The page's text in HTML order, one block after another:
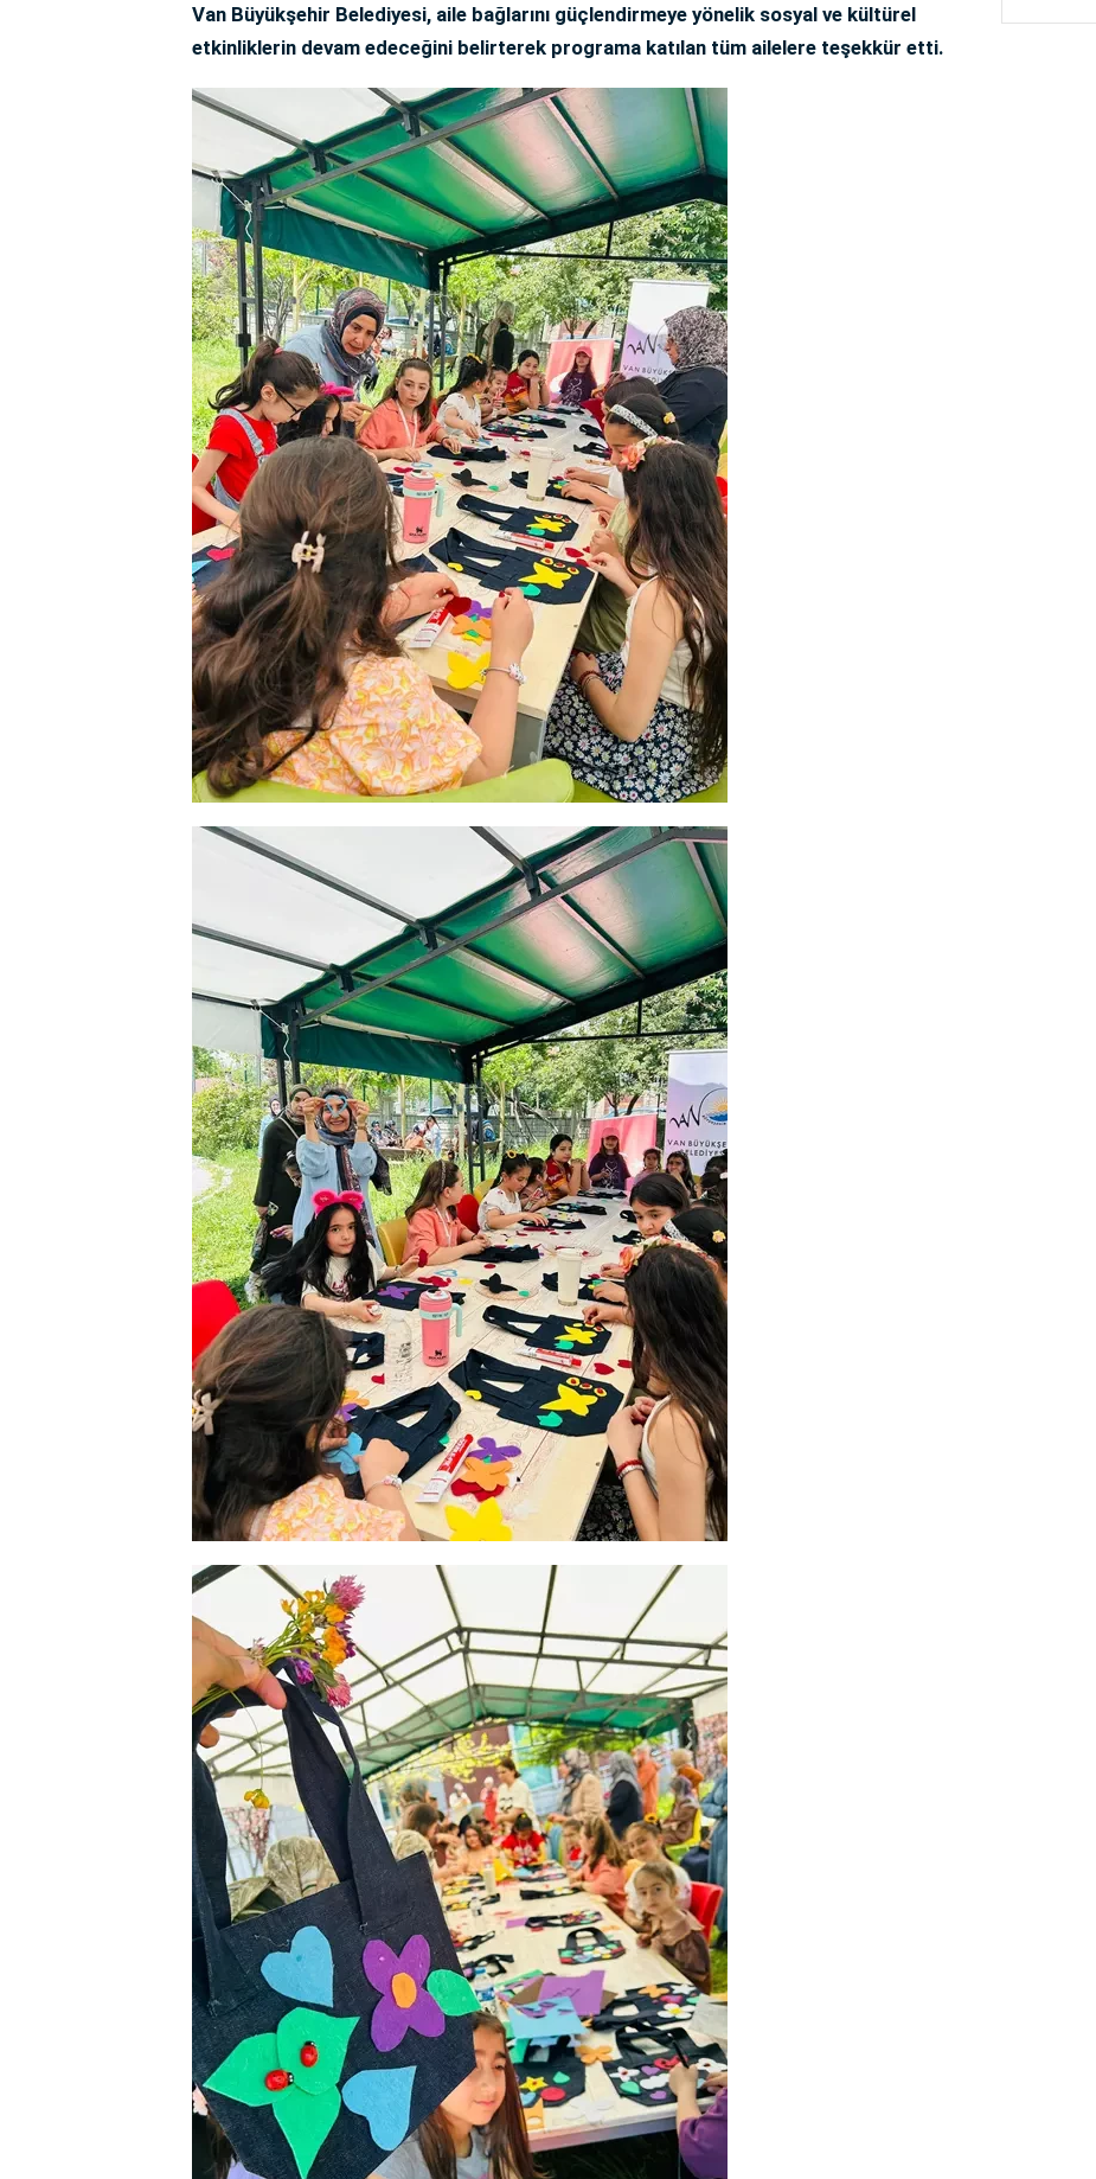
Van Büyükşehir Belediyesi, aile bağlarını güçlendirmeye yönelik sosyal ve kültürel
etkinliklerin devam edeceğini belirterek programa katılan tüm ailelere teşekkür etti.